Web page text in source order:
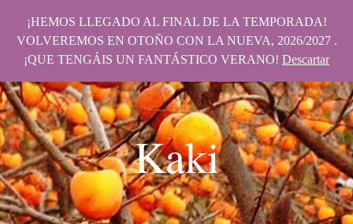
Kaki
¡HEMOS LLEGADO AL FINAL DE LA TEMPORADA!
VOLVEREMOS EN OTOÑO CON LA NUEVA, 2026/2027 .
¡QUE TENGÁIS UN FANTÁSTICO VERANO! Descartar